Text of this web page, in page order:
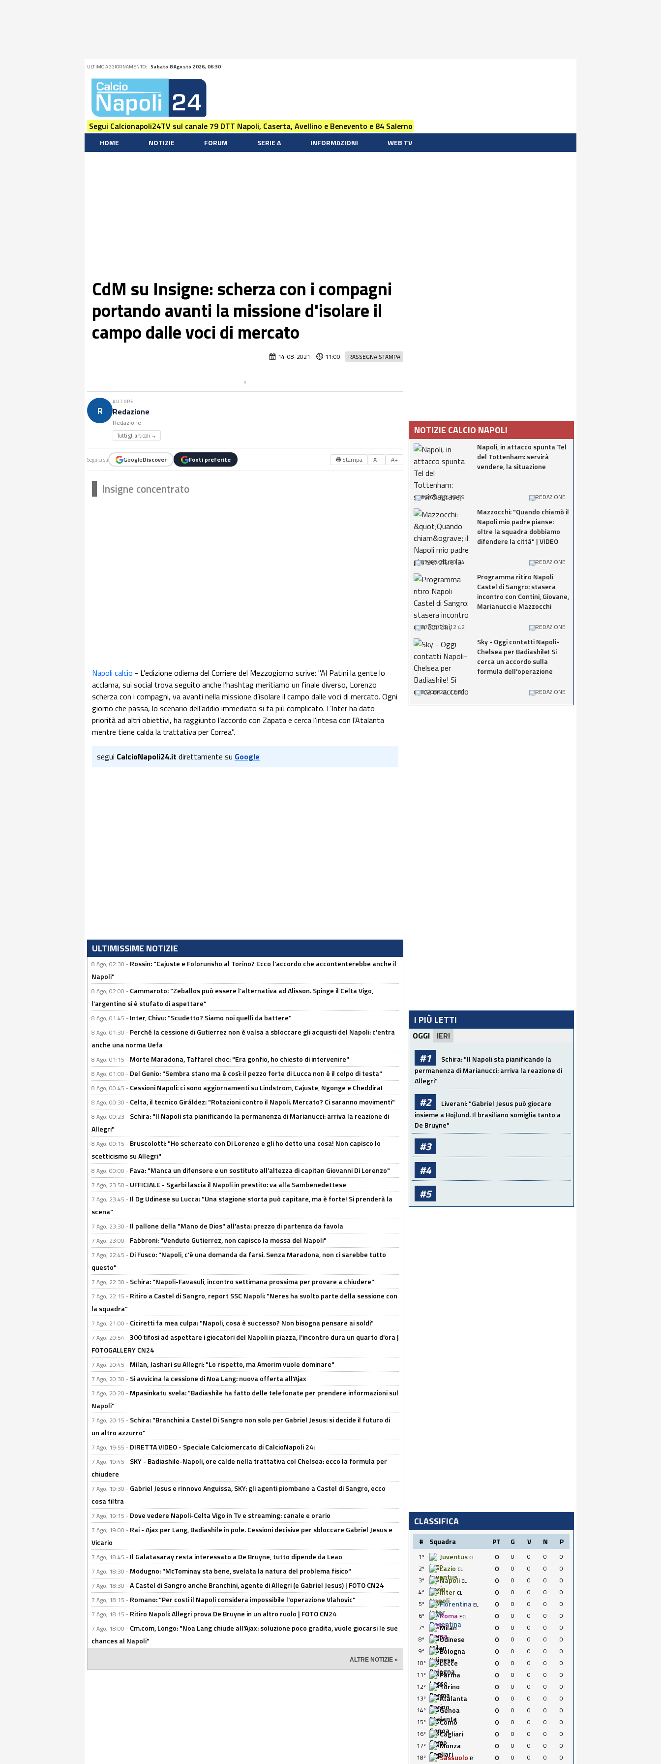
ULTIMO AGGIORNAMENTO: Sabato 8 Agosto 2026, 06:30
Segui Calcionapoli24TV sul canale 79 DTT Napoli, Caserta, Avellino e Benevento e 84 Salerno
HOME NOTIZIE FORUM SERIE A INFORMAZIONI WEB TV
CdM su Insigne: scherza con i compagni
portando avanti la missione d'isolare il
campo dalle voci di mercato
RASSEGNA STAMPA
14-08-2021 11:00
R
AUTORE
Redazione
Redazione
Tutti gli articoli →
Seguici su GoogleDiscover Fonti preferite 🖶 Stampa A− A+
Insigne concentrato
Napoli calcio - L'edizione odierna del Corriere del Mezzogiorno scrive: "Al Patini la gente lo
acclama, sui social trova seguito anche l’hashtag meritiamo un finale diverso, Lorenzo
scherza con i compagni, va avanti nella missione d’isolare il campo dalle voci di mercato. Ogni
giorno che passa, lo scenario dell’addio immediato si fa più complicato. L’Inter ha dato
priorità ad altri obiettivi, ha raggiunto l’accordo con Zapata e cerca l’intesa con l’Atalanta
mentre tiene calda la trattativa per Correa".
segui CalcioNapoli24.it direttamente su Google
ULTIMISSIME NOTIZIE
8 Ago, 02:30 - Rossin: "Cajuste e Folorunsho al Torino? Ecco l'accordo che accontenterebbe anche il
Napoli"
8 Ago, 02:00 - Cammaroto: "Zeballos può essere l’alternativa ad Alisson. Spinge il Celta Vigo,
l’argentino si è stufato di aspettare"
8 Ago, 01:45 - Inter, Chivu: "Scudetto? Siamo noi quelli da battere"
8 Ago, 01:30 - Perché la cessione di Gutierrez non è valsa a sbloccare gli acquisti del Napoli: c'entra
anche una norma Uefa
8 Ago, 01:15 - Morte Maradona, Taffarel choc: "Era gonfio, ho chiesto di intervenire"
8 Ago, 01:00 - Del Genio: "Sembra stano ma è così: il pezzo forte di Lucca non è il colpo di testa"
8 Ago, 00:45 - Cessioni Napoli: ci sono aggiornamenti su Lindstrom, Cajuste, Ngonge e Cheddira!
8 Ago, 00:30 - Celta, il tecnico Giráldez: "Rotazioni contro il Napoli. Mercato? Ci saranno movimenti"
8 Ago, 00:23 - Schira: "Il Napoli sta pianificando la permanenza di Marianucci: arriva la reazione di
Allegri"
8 Ago, 00:15 - Bruscolotti: "Ho scherzato con Di Lorenzo e gli ho detto una cosa! Non capisco lo
scetticismo su Allegri"
8 Ago, 00:00 - Fava: "Manca un difensore e un sostituto all’altezza di capitan Giovanni Di Lorenzo"
7 Ago, 23:50 - UFFICIALE - Sgarbi lascia il Napoli in prestito: va alla Sambenedettese
7 Ago, 23:45 - Il Dg Udinese su Lucca: "Una stagione storta può capitare, ma è forte! Si prenderà la
scena"
7 Ago, 23:30 - Il pallone della "Mano de Dios" all'asta: prezzo di partenza da favola
7 Ago, 23:00 - Fabbroni: "Venduto Gutierrez, non capisco la mossa del Napoli"
7 Ago, 22:45 - Di Fusco: "Napoli, c'è una domanda da farsi. Senza Maradona, non ci sarebbe tutto
questo"
7 Ago, 22:30 - Schira: "Napoli-Favasuli, incontro settimana prossima per provare a chiudere"
7 Ago, 22:15 - Ritiro a Castel di Sangro, report SSC Napoli: "Neres ha svolto parte della sessione con
la squadra"
7 Ago, 21:00 - Ciciretti fa mea culpa: "Napoli, cosa è successo? Non bisogna pensare ai soldi"
7 Ago, 20:54 -300 tifosi ad aspettare i giocatori del Napoli in piazza, l'incontro dura un quarto d'ora |
FOTOGALLERY CN24
7 Ago, 20:45 - Milan, Jashari su Allegri: "Lo rispetto, ma Amorim vuole dominare"
7 Ago, 20:30 - Si avvicina la cessione di Noa Lang: nuova offerta all'Ajax
7 Ago, 20:20 - Mpasinkatu svela: "Badiashile ha fatto delle telefonate per prendere informazioni sul
Napoli"
7 Ago, 20:15 - Schira: "Branchini a Castel Di Sangro non solo per Gabriel Jesus: si decide il futuro di
un altro azzurro"
7 Ago, 19:55 - DIRETTA VIDEO - Speciale Calciomercato di CalcioNapoli 24:
7 Ago, 19:45 - SKY - Badiashile-Napoli, ore calde nella trattativa col Chelsea: ecco la formula per
chiudere
7 Ago, 19:30 - Gabriel Jesus e rinnovo Anguissa, SKY: gli agenti piombano a Castel di Sangro, ecco
cosa filtra
7 Ago, 19:15 - Dove vedere Napoli-Celta Vigo in Tv e streaming: canale e orario
7 Ago, 19:00 - Rai - Ajax per Lang, Badiashile in pole. Cessioni decisive per sbloccare Gabriel Jesus e
Vicario
7 Ago, 18:45 - Il Galatasaray resta interessato a De Bruyne, tutto dipende da Leao
7 Ago, 18:30 - Modugno: "McTominay sta bene, svelata la natura del problema fisico"
7 Ago, 18:30 -A Castel di Sangro anche Branchini, agente di Allegri (e Gabriel Jesus) | FOTO CN24
7 Ago, 18:15 - Romano: "Per costi il Napoli considera impossibile l'operazione Vlahovic"
7 Ago, 18:15 - Ritiro Napoli: Allegri prova De Bruyne in un altro ruolo | FOTO CN24
7 Ago, 18:00 - Cm.com, Longo: "Noa Lang chiude all'Ajax: soluzione poco gradita, vuole giocarsi le sue
chances al Napoli"
ALTRE NOTIZIE »
NOTIZIE CALCIO NAPOLI
Napoli, in attacco spunta Tel
del Tottenham: servirà
vendere, la situazione
06/08/26, 15:59 REDAZIONE
Mazzocchi: "Quando chiamò il
Napoli mio padre pianse:
oltre la squadra dobbiamo
difendere la città" | VIDEO
07/08/26, 20:24 REDAZIONE
Programma ritiro Napoli
Castel di Sangro: stasera
incontro con Contini, Giovane,
Marianucci e Mazzocchi
07/08/26, 12:42 REDAZIONE
Sky - Oggi contatti Napoli-
Chelsea per Badiashile! Si
cerca un accordo sulla
formula dell'operazione
07/08/26, 12:30 REDAZIONE
I PIÙ LETTI
OGGI IERI
#1
Schira: "Il Napoli sta pianificando la
permanenza di Marianucci: arriva la reazione di
Allegri"
#2
Liverani: "Gabriel Jesus può giocare
insieme a Hojlund. Il brasiliano somiglia tanto a
De Bruyne"
#3
#4
#5
CLASSIFICA
# Squadra PT G V N P
1º Juventus CL 0 0 0 0
0
2º
Lazio CL 0 0 0 0
0
3º
Napoli CL 0 0 0 0
0
4º
Inter CL 0 0 0 0
0
5º
Fiorentina EL 0 0 0 0
0
6º
Roma ECL 0 0 0 0
0
7º
Milan 0 0 0 0
0
8º
Udinese 0 0 0 0
0
9º
Bologna 0 0 0 0
0
10º
Lecce 0 0 0 0
0
11º
Parma 0 0 0 0
0
12º
Torino 0 0 0 0
0
13º
Atalanta 0 0 0 0
0
14º
Genoa 0 0 0 0
0
15º
Como 0 0 0 0
0
16º
Cagliari 0 0 0 0
0
17º
Monza 0 0 0 0
0
18º
Sassuolo R 0 0 0 0 0